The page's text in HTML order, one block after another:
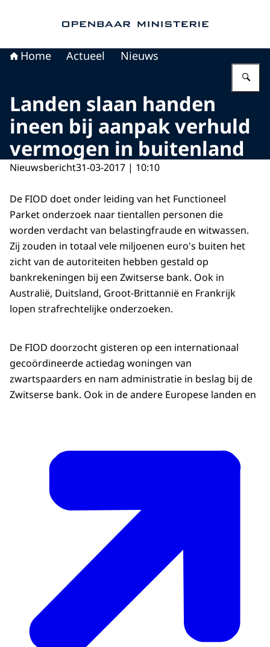
Home Actueel Nieuws
Landen slaan handen
ineen bij aanpak verhuld
vermogen in buitenland
Nieuwsbericht31-03-2017 | 10:10
De FIOD doet onder leiding van het Functioneel
Parket onderzoek naar tientallen personen die
worden verdacht van belastingfraude en witwassen.
Zij zouden in totaal vele miljoenen euro's buiten het
zicht van de autoriteiten hebben gestald op
bankrekeningen bij een Zwitserse bank. Ook in
Australië, Duitsland, Groot-Brittannië en Frankrijk
lopen strafrechtelijke onderzoeken.
De FIOD doorzocht gisteren op een internationaal
gecoördineerde actiedag woningen van
zwartspaarders en nam administratie in beslag bij de
Zwitserse bank. Ook in de andere Europese landen en